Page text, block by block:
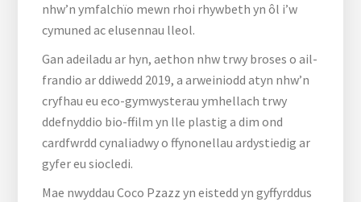
nhw’n ymfalchïo mewn rhoi rhywbeth yn ôl i’w
cymuned ac elusennau lleol.
Gan adeiladu ar hyn, aethon nhw trwy broses o ail-
frandio ar ddiwedd 2019, a arweiniodd atyn nhw’n
cryfhau eu eco-gymwysterau ymhellach trwy
ddefnyddio bio-ffilm yn lle plastig a dim ond
cardfwrdd cynaliadwy o ffynonellau ardystiedig ar
gyfer eu siocledi.
Mae nwyddau Coco Pzazz yn eistedd yn gyffyrddus